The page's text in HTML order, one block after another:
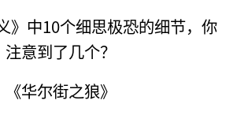
《华尔街之狼》